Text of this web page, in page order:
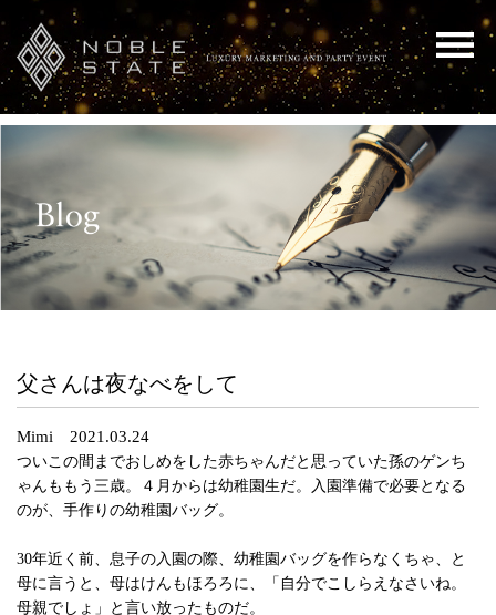
父さんは夜なべをして
Mimi 2021.03.24
ついこの間までおしめをした赤ちゃんだと思っていた孫のゲンち
ゃんももう三歳。４月からは幼稚園生だ。入園準備で必要となる
のが、手作りの幼稚園バッグ。
30年近く前、息子の入園の際、幼稚園バッグを作らなくちゃ、と
母に言うと、母はけんもほろろに、「自分でこしらえなさいね。
母親でしょ」と言い放ったものだ。